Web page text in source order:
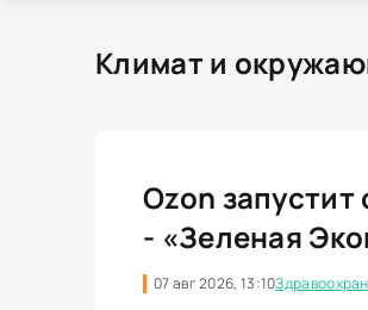
Климат и
Ozon
- «Зеленая
07 авг 2026, 13:10